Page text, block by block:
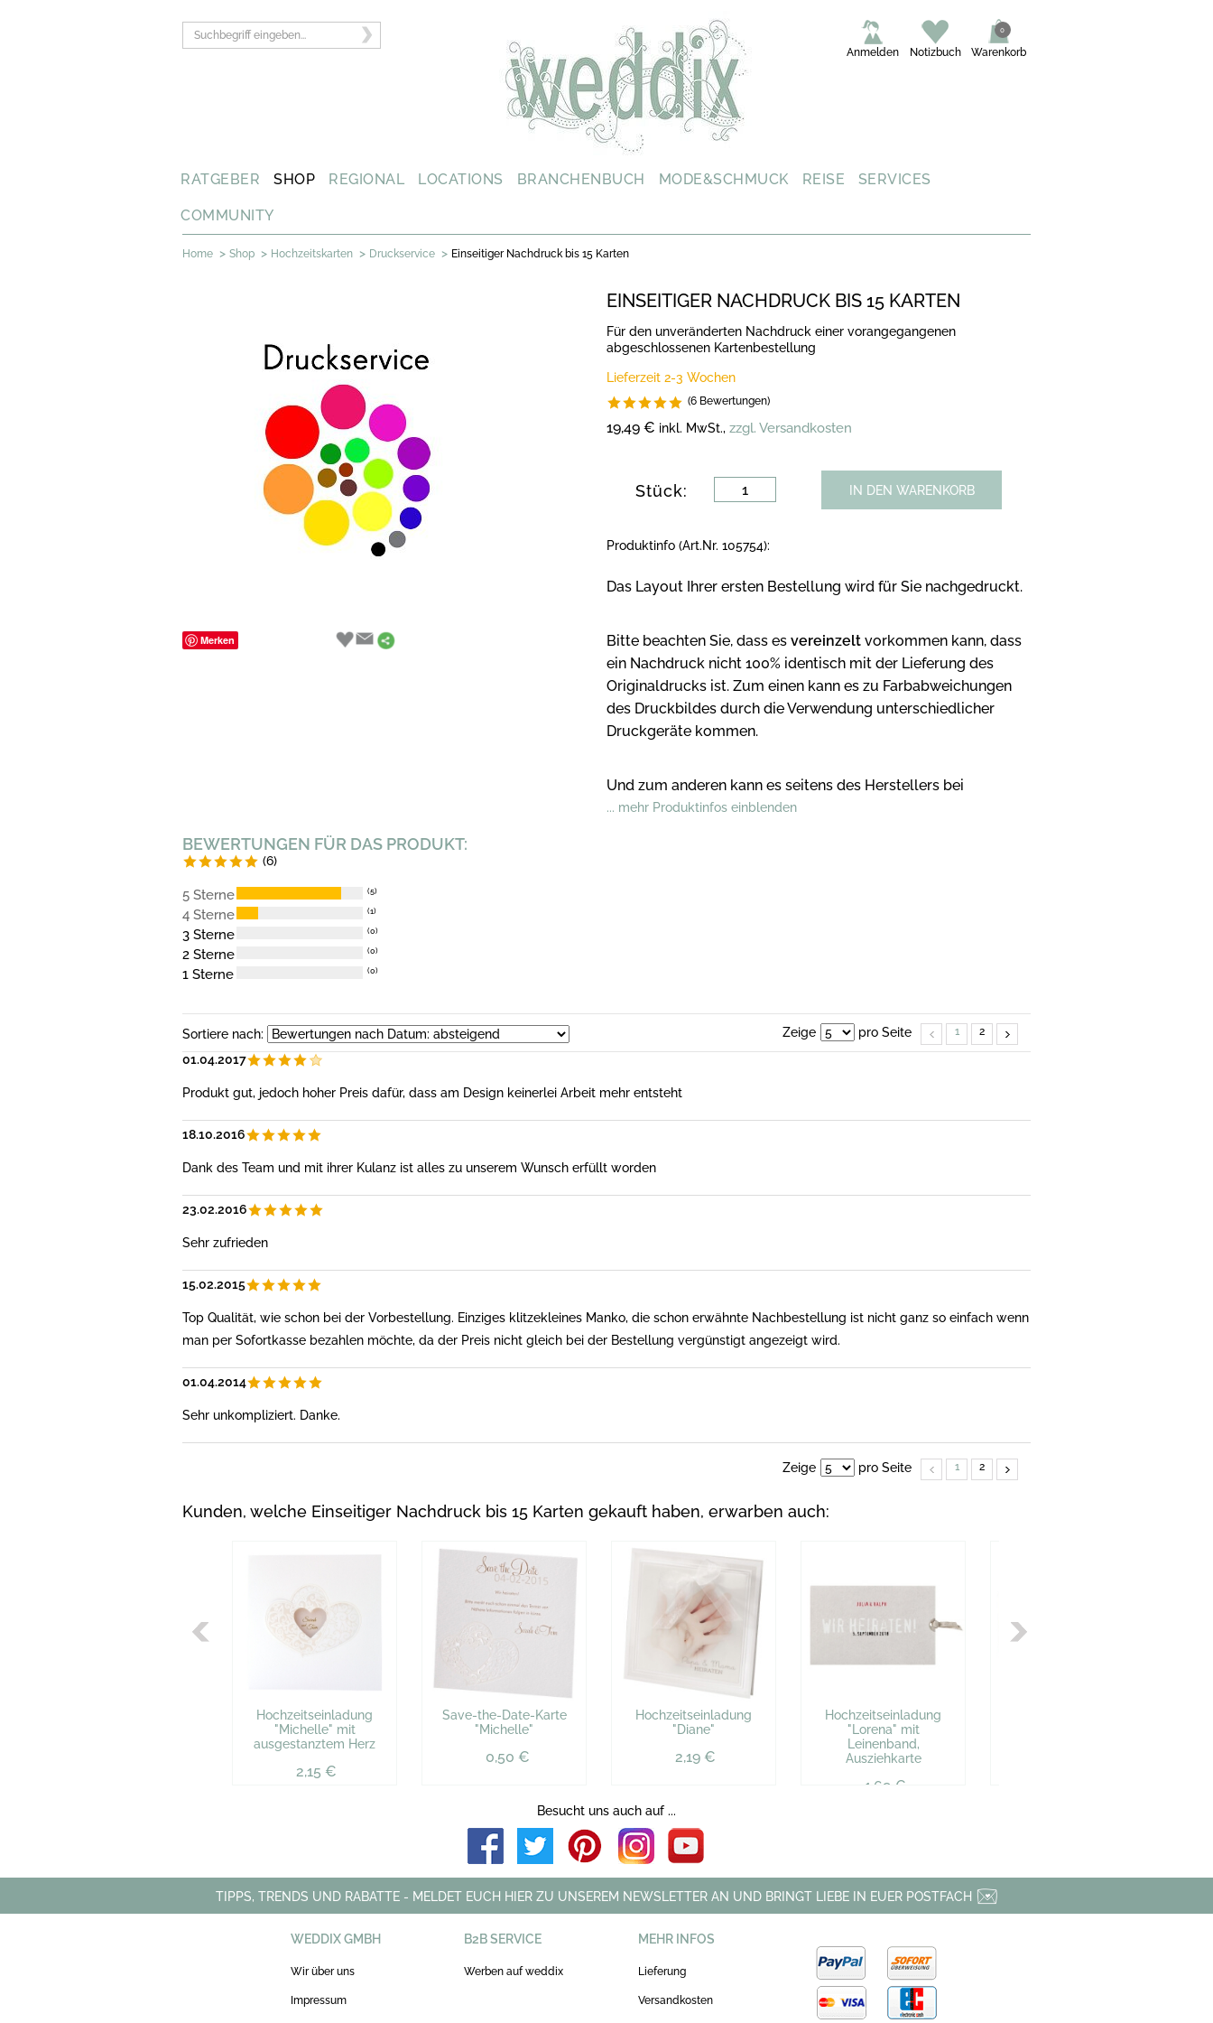
Warenkorb
0
Notizbuch
Anmelden
RATGEBER SHOP REGIONAL LOCATIONS BRANCHENBUCH MODE&SCHMUCK REISE SERVICES
COMMUNITY
Home > Shop > Hochzeitskarten > Druckservice > Einseitiger Nachdruck bis 15 Karten
Merken
EINSEITIGER NACHDRUCK BIS 15 KARTEN
Für den unveränderten Nachdruck einer vorangegangenen
abgeschlossenen Kartenbestellung
Lieferzeit 2-3 Wochen
(6 Bewertungen)
19,49 € inkl. MwSt., zzgl. Versandkosten
Stück: IN DEN WARENKORB
Produktinfo (Art.Nr. 105754):
Das Layout Ihrer ersten Bestellung wird für Sie nachgedruckt.
Bitte beachten Sie, dass es vereinzelt vorkommen kann, dass
ein Nachdruck nicht 100% identisch mit der Lieferung des
Originaldrucks ist. Zum einen kann es zu Farbabweichungen
des Druckbildes durch die Verwendung unterschiedlicher
Druckgeräte kommen.
Und zum anderen kann es seitens des Herstellers bei
... mehr Produktinfos einblenden
BEWERTUNGEN FÜR DAS PRODUKT:
(6)
5 Sterne (5)
4 Sterne (1)
3 Sterne (0)
2 Sterne (0)
1 Sterne (0)
Sortiere nach: Zeige pro Seite 1 2
01.04.2017
Produkt gut, jedoch hoher Preis dafür, dass am Design keinerlei Arbeit mehr entsteht
18.10.2016
Dank des Team und mit ihrer Kulanz ist alles zu unserem Wunsch erfüllt worden
23.02.2016
Sehr zufrieden
15.02.2015
Top Qualität, wie schon bei der Vorbestellung. Einziges klitzekleines Manko, die schon erwähnte Nachbestellung ist nicht ganz so einfach wenn
man per Sofortkasse bezahlen möchte, da der Preis nicht gleich bei der Bestellung vergünstigt angezeigt wird.
01.04.2014
Sehr unkompliziert. Danke.
Zeige pro Seite 1 2
Kunden, welche Einseitiger Nachdruck bis 15 Karten gekauft haben, erwarben auch:
Hochzeitseinladung
"Michelle" mit
ausgestanztem Herz
2,15 €
Save-the-Date-Karte
"Michelle"
0,50 €
Hochzeitseinladung
"Diane"
2,19 €
Hochzeitseinladung
"Lorena" mit
Leinenband,
Ausziehkarte
1,69 €
Besucht uns auch auf ...
TIPPS, TRENDS UND RABATTE - MELDET EUCH HIER ZU UNSEREM NEWSLETTER AN UND BRINGT LIEBE IN EUER POSTFACH
WEDDIX GMBH
Wir über uns
Impressum
B2B SERVICE
Werben auf weddix
MEHR INFOS
Lieferung
Versandkosten